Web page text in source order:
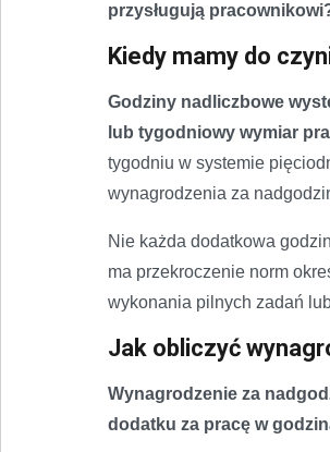
przysługują
Kiedy mamy do
Godziny nadliczbowe
lub tygodniowy wymiar
tygodniu w systemie
wynagrodzenia za
Nie każda dodatkowa
ma przekroczenie norm
wykonania pilnych zadań
Jak obliczyć
Wynagrodzenie za
dodatku za pracę w